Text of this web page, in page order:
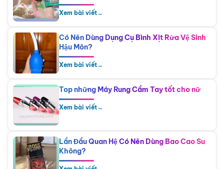
Xem bài viết→
Có Nên Dùng Dụng Cụ Bình Xịt Rửa Vệ Sinh
Hậu Môn?
Xem bài viết→
Top những Máy Rung Cầm Tay tốt cho nữ
Xem bài viết→
Lần Đầu Quan Hệ Có Nên Dùng Bao Cao Su
Không?